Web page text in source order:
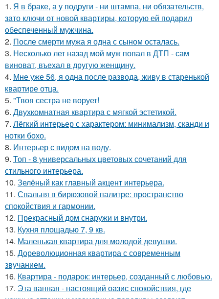
1. Я в браке, а у подруги - ни штампа, ни обязательств,
зато ключи от новой квартиры, которую ей подарил
обеспеченный мужчина.
2. После смерти мужа я одна с сыном осталась.
3. Несколько лет назад мой муж попал в ДТП - сам
виноват, въехал в другую женщину.
4. Мне уже 56, я одна после развода, живу в старенькой
квартире отца.
5. "Твоя сестра не ворует!
6. Двухкомнатная квартира с мягкой эстетикой.
7. Лёгкий интерьер с характером: минимализм, сканди и
нотки бохо.
8. Интерьер с видом на воду.
9. Топ - 8 универсальных цветовых сочетаний для
стильного интерьера.
10. Зелёный как главный акцент интерьера.
11. Спальня в бирюзовой палитре: пространство
спокойствия и гармонии.
12. Прекрасный дом снаружи и внутри.
13. Кухня площадью 7, 9 кв.
14. Маленькая квартира для молодой девушки.
15. Дореволюционная квартира с современным
звучанием.
16. Квартира - подарок: интерьер, созданный с любовью.
17. Эта ванная - настоящий оазис спокойствия, где